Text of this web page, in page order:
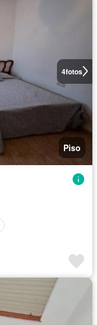
4fotos
Piso